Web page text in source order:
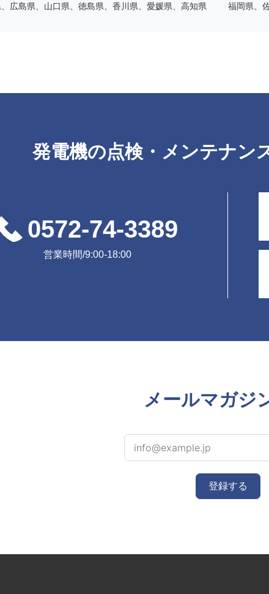
広島県、山口県、徳島県、香川県、愛媛県、高知県 福岡県、
発電機の点検・メンテナン
0572-74-3389
営業時間/9:00-18:00
メールマガジ
登録する